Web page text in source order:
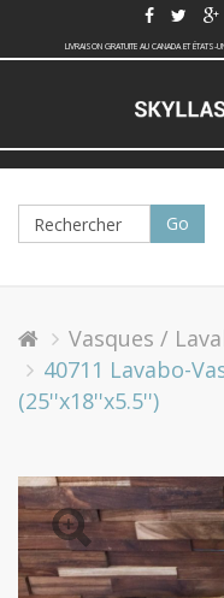
LIVRAISON GRATUITE AU CANADA ET
Vasques /
40711 Lavabo-
(25''x18''x5.5'')